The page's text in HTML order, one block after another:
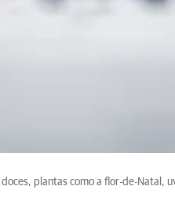
plantas como a flor-de-Natal,